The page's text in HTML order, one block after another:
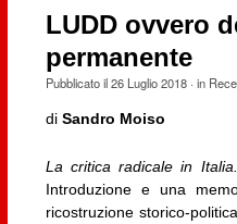
LUDD ovvero
permanente
Pubblicato il26 Luglio 2018· in
di Sandro Moiso
La critica radicale in
Introduzione e una
ricostruzione storico-